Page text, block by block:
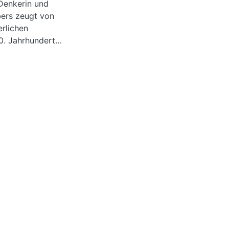
und
zeugt von
Jahrhundert
mit
zum Tragen,
sowie die